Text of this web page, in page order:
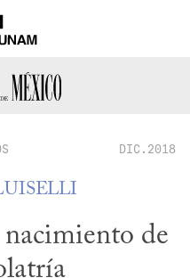
DIC.2018
de